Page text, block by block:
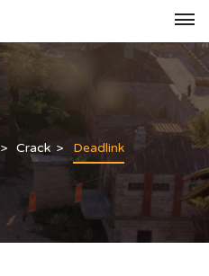
Crack Deadlink